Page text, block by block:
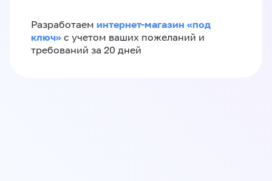
Разработаем интернет-магазин «‎под
ключ»‎ с учетом ваших пожеланий и
требований за 20 дней